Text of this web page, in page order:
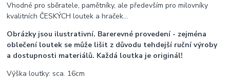
Vhodné pro sběratele, pamětníky, ale především pro milovníky
kvalitních ČESKÝCH loutek a hraček...
Obrázky jsou ilustrativní. Barerevné provedení - zejména
oblečení loutek se může lišit z důvodu tehdejší ruční výroby
a dostupnosti materiálů. Každá loutka je originál!
Výška loutky: sca. 16cm